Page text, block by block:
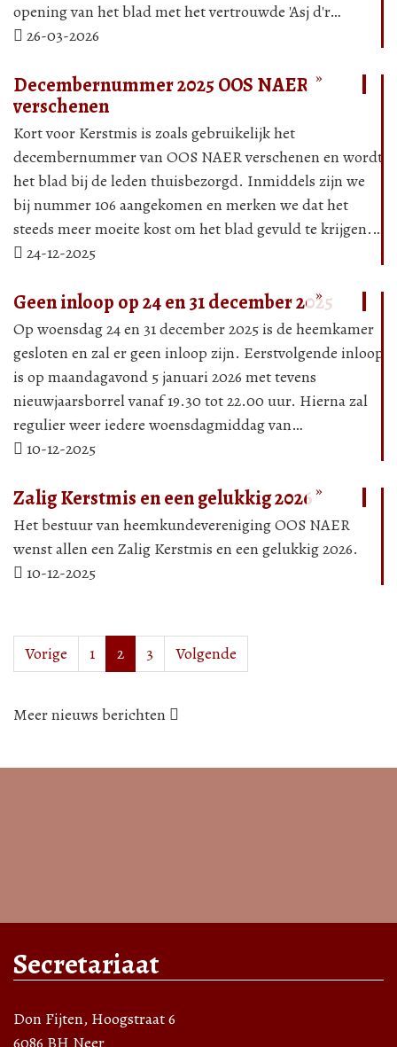
opening van het blad met het vertrouwde 'Asj d'r…
26-03-2026
»
Decembernummer 2025 OOS NAER
verschenen
Kort voor Kerstmis is zoals gebruikelijk het
decembernummer van OOS NAER verschenen en wordt
het blad bij de leden thuisbezorgd. Inmiddels zijn we
bij nummer 106 aangekomen en merken we dat het
steeds meer moeite kost om het blad gevuld te krijgen.…
24-12-2025
»
Geen inloop op 24 en 31 december 2025
Op woensdag 24 en 31 december 2025 is de heemkamer
gesloten en zal er geen inloop zijn. Eerstvolgende inloop
is op maandagavond 5 januari 2026 met tevens
nieuwjaarsborrel vanaf 19.30 tot 22.00 uur. Hierna zal
regulier weer iedere woensdagmiddag van…
10-12-2025
»
Zalig Kerstmis en een gelukkig 2026
Het bestuur van heemkundevereniging OOS NAER
wenst allen een Zalig Kerstmis en een gelukkig 2026.
10-12-2025
Vorige 1 2 3 Volgende
Meer nieuws berichten
Secretariaat
Don Fijten, Hoogstraat 6
6086 BH Neer